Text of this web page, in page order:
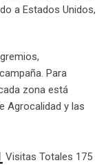
a Estados Unidos,
Para
zona está
Agrocalidad y las
Visitas Totales 175